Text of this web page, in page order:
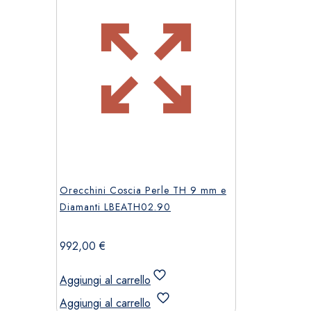
Orecchini Coscia Perle TH 9 mm e
Diamanti LBEATH02.90
992,00€
Aggiungi al carrello
Aggiungi al carrello